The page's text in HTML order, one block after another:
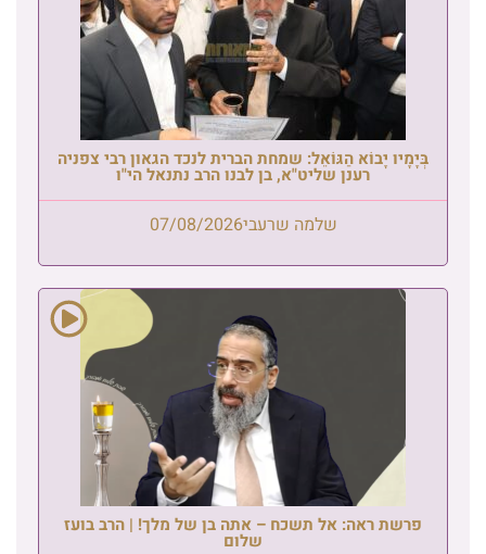
בְּיָמָיו יָבוֹא הַגּוֹאֵל: שמחת הברית לנכד הגאון רבי צפניה
רענן שליט"א, בן לבנו הרב נתנאל הי"ו
שלמה שרעבי07/08/2026
פרשת ראה: אל תשכח – אתה בן של מלך! | הרב בועז
שלום